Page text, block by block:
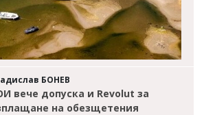
БОНЕВ
вече допуска и Revolut за
на обезщетения